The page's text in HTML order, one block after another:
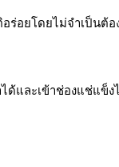
ร่อยโดยไม่จำเป็นต้อ
และเข้าช่องแช่แข็ง